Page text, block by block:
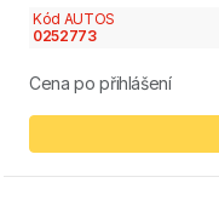
Kód AUTOS
0252773
Cena po přihlášení